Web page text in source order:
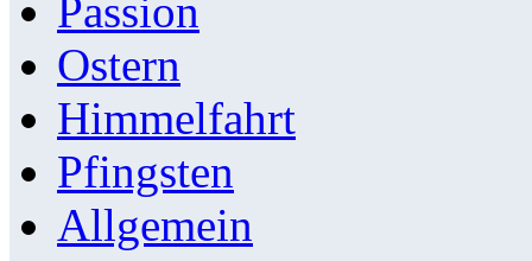
Passion
Ostern
Himmelfahrt
Pfingsten
Allgemein